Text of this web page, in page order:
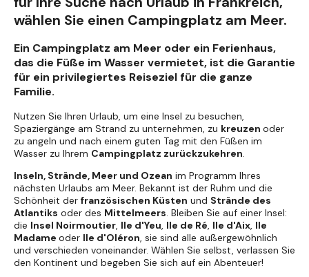
wählen Sie einen Campingplatz am Meer.
Ein Campingplatz am Meer oder ein Ferienhaus,
das die Füße im Wasser vermietet, ist die Garantie
für ein privilegiertes Reiseziel für die ganze
Familie.
Nutzen Sie Ihren Urlaub, um eine Insel zu besuchen,
Spaziergänge am Strand zu unternehmen, zu kreuzen oder
zu angeln und nach einem guten Tag mit den Füßen im
Wasser zu Ihrem Campingplatz zurückzukehren.
Inseln, Strände, Meer und Ozean im Programm Ihres
nächsten Urlaubs am Meer. Bekannt ist der Ruhm und die
Schönheit der französischen Küsten und Strände des
Atlantiks oder des Mittelmeers. Bleiben Sie auf einer Insel:
die Insel Noirmoutier, Ile d'Yeu, Ile de Ré, Ile d'Aix, Ile
Madame oder Ile d'Oléron, sie sind alle außergewöhnlich
und verschieden voneinander. Wählen Sie selbst, verlassen Sie
den Kontinent und begeben Sie sich auf ein Abenteuer!